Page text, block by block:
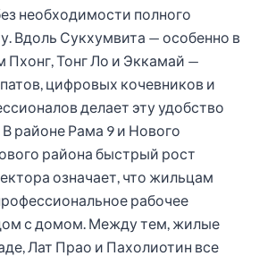
необходимости полного
Вдоль Сукхумвита — особенно в
Пхонг, Тонг Ло и Эккамай —
цифровых кочевников и
делает эту удобство
районе Рама 9 и Нового
района быстрый рост
означает, что жильцам
рабочее
с домом. Между тем, жилые
Лат Прао и Пахолиотин все